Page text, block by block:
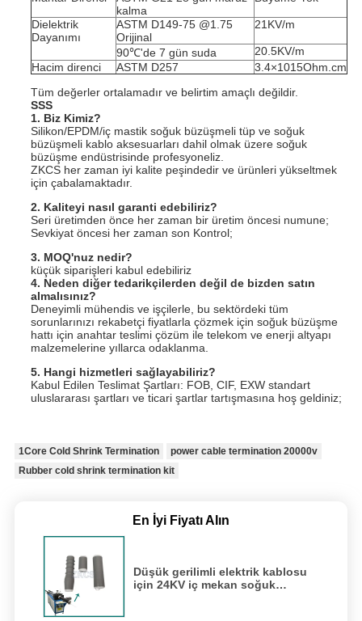
kalma
Dielektrik
Dayanımı
ASTM D149-75 @1.75
Orijinal
21KV/m
90℃'de 7 gün suda
20.5KV/m
Hacim direnci
ASTM D257
3.4×1015Ohm.cm
Tüm değerler ortalamadır ve belirtim amaçlı değildir.
SSS
1. Biz Kimiz?
Silikon/EPDM/iç mastik soğuk büzüşmeli tüp ve soğuk
büzüşmeli kablo aksesuarları dahil olmak üzere soğuk
büzüşme endüstrisinde profesyoneliz.
ZKCS her zaman iyi kalite peşindedir ve ürünleri yükseltmek
için çabalamaktadır.
2. Kaliteyi nasıl garanti edebiliriz?
Seri üretimden önce her zaman bir üretim öncesi numune;
Sevkiyat öncesi her zaman son Kontrol;
3. MOQ'nuz nedir?
küçük siparişleri kabul edebiliriz
4. Neden diğer tedarikçilerden değil de bizden satın
almalısınız?
Deneyimli mühendis ve işçilerle, bu sektördeki tüm
sorunlarınızı rekabetçi fiyatlarla çözmek için soğuk büzüşme
hattı için anahtar teslimi çözüm ile telekom ve enerji altyapı
malzemelerine yıllarca odaklanma.
5. Hangi hizmetleri sağlayabiliriz?
Kabul Edilen Teslimat Şartları: FOB, CIF, EXW standart
uluslararası şartları ve ticari şartlar tartışmasına hoş geldiniz;
1Core Cold Shrink Termination
power cable termination 20000v
Rubber cold shrink termination kit
En İyi Fiyatı Alın
Düşük gerilimli elektrik kablosu
için 24KV iç mekan soğuk